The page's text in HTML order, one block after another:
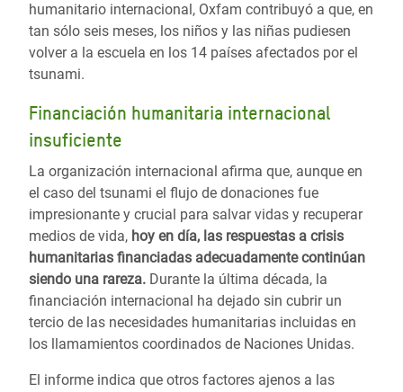
humanitario internacional, Oxfam contribuyó a que, en
tan sólo seis meses, los niños y las niñas pudiesen
volver a la escuela en los 14 países afectados por el
tsunami.
Financiación humanitaria internacional
insuficiente
La organización internacional afirma que, aunque en
el caso del tsunami el flujo de donaciones fue
impresionante y crucial para salvar vidas y recuperar
medios de vida, hoy en día, las respuestas a crisis
humanitarias financiadas adecuadamente continúan
siendo una rareza. Durante la última década, la
financiación internacional ha dejado sin cubrir un
tercio de las necesidades humanitarias incluidas en
los llamamientos coordinados de Naciones Unidas.
El informe indica que otros factores ajenos a las